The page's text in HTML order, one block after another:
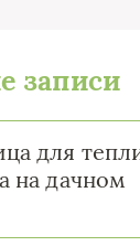
записи
для
на дачном